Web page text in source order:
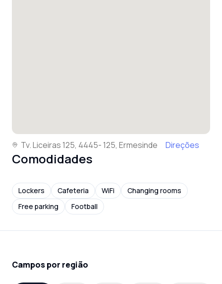
Tv. Liceiras 125, 4445- 125, Ermesinde Direções
Comodidades
Lockers Cafeteria WiFi
Changing rooms
Free parking
Football
Campos por região